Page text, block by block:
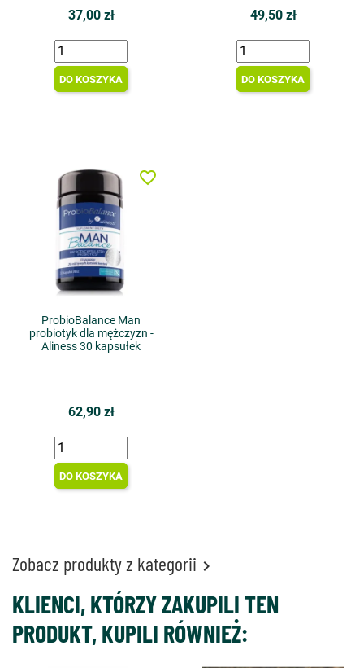
37,00 zł
DO KOSZYKA
49,50 zł
DO KOSZYKA
ProbioBalance Man
probiotyk dla mężczyzn -
Aliness 30 kapsułek
62,90 zł
DO KOSZYKA
favorite_border
Zobacz produkty z kategorii 
KLIENCI, KTÓRZY ZAKUPILI TEN
PRODUKT, KUPILI RÓWNIEŻ: